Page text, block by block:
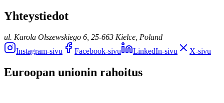
Yhteystiedot
ul. Karola Olszewskiego 6, 25-663 Kielce, Poland
Instagram-sivu
Facebook-sivu LinkedIn-sivu X-sivu
Euroopan unionin rahoitus